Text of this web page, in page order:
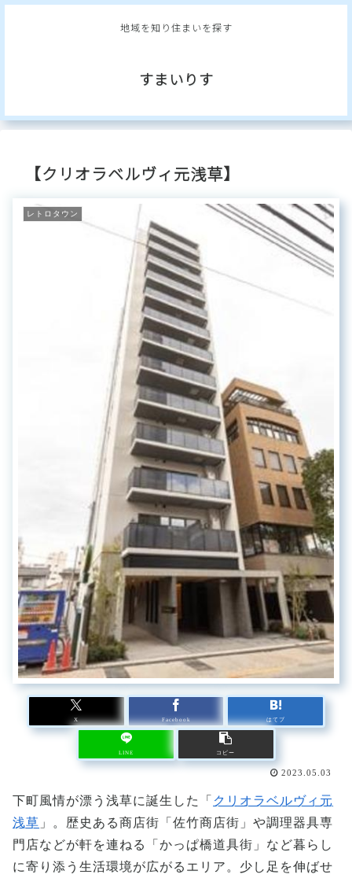
地域を知り住まいを探す
すまいりす
【クリオラベルヴィ元浅草】
レトロタウン
X Facebook はてブ
LINE コピー
2023.05.03
下町風情が漂う浅草に誕生した「 クリオラベルヴィ元
浅草 」。歴史ある商店街「佐竹商店街」や調理器具専
門店などが軒を連ねる「かっぱ橋道具街」など暮らし
に寄り添う生活環境が広がるエリア。少し足を伸ばせ